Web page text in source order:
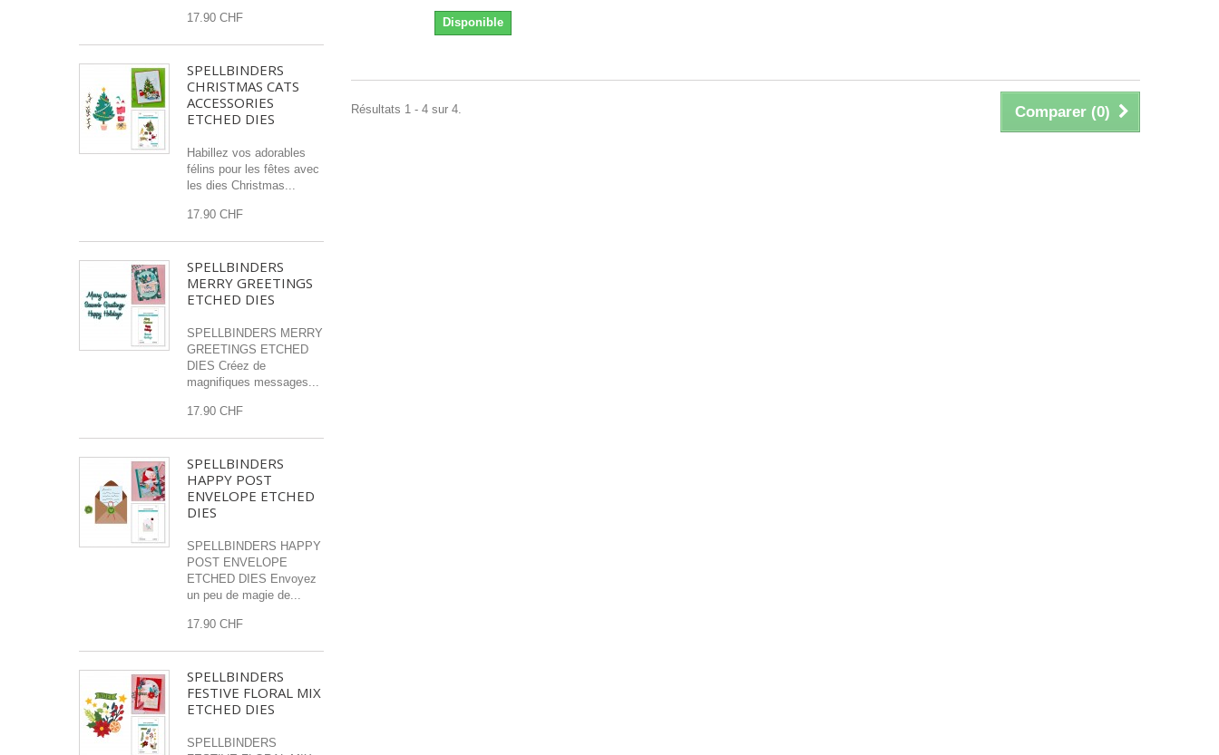
17.90 CHF
SPELLBINDERS
CHRISTMAS CATS
ACCESSORIES
ETCHED DIES
Habillez vos adorables
félins pour les fêtes avec
les dies Christmas...
17.90 CHF
SPELLBINDERS
MERRY GREETINGS
ETCHED DIES
SPELLBINDERS MERRY
GREETINGS ETCHED
DIES Créez de
magnifiques messages...
17.90 CHF
SPELLBINDERS
HAPPY POST
ENVELOPE ETCHED
DIES
SPELLBINDERS HAPPY
POST ENVELOPE
ETCHED DIES Envoyez
un peu de magie de...
17.90 CHF
SPELLBINDERS
FESTIVE FLORAL MIX
ETCHED DIES
SPELLBINDERS
Disponible
Comparer (0)
Résultats 1 - 4 sur 4.